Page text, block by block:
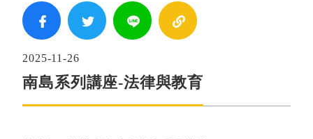
2025-11-26
南島系列講座-法律與教育